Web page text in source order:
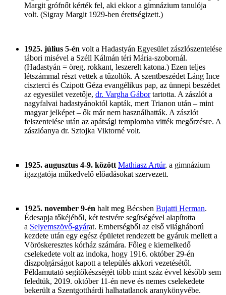
Margit grófnőt kérték fel, aki ekkor a gimnázium tanulója
volt. (Sigray Margit 1929-ben érettségizett.)
1925. július 5-én volt a Hadastyán Egyesület zászlószentelése
tábori misével a Széll Kálmán téri Mária-szobornál.
(Hadastyán = öreg, rokkant, leszerelt katona.) Ezen teljes
létszámmal részt vettek a tűzoltók. A szentbeszédet Láng Ince
ciszterci és Czipott Géza evangélikus pap, az ünnepi beszédet
az egyesület vezetője, dr. Vargha Gábortartotta. A zászlót a
nagyfalvai hadastyánoktól kapták, mert Trianon után – mint
magyar jelképet – ők már nem használhatták. A zászlót
felszentelése után az apátsági templomba vitték megőrzésre. A
zászlóanya dr. Sztojka Viktorné volt.
1925. augusztus 4-9. között Mathiasz Artúr, a gimnázium
igazgatója műkedvelő előadásokat szervezett.
1925. november 9-én halt meg Bécsben Bujatti Herman.
Édesapja tőkéjéből, két testvére segítségével alapította
a Selyemszövő-gyárat. Emberségből az első világháború
kezdete után egy egész épületet rendezett be gyáruk mellett a
Vöröskeresztes kórház számára. Főleg e kiemelkedő
cselekedete volt az indoka, hogy 1916. október 29-én
díszpolgárságot kapott a település akkori vezetésétől.
Példamutató segítőkészségét több mint száz évvel később sem
feledtük, 2019. október 11-én neve és nemes cselekedete
bekerült a Szentgotthárdi halhatatlanok aranykönyvébe.